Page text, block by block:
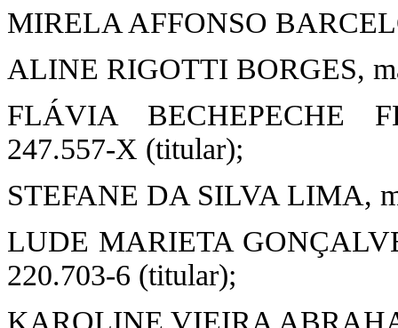
MIRELA AFFONSO
ALINE RIGOTTI BORGES,
FLÁVIA BECHEPECHE
247.557-X (titular);
STEFANE DA SILVA LIMA,
LUDE MARIETA
220.703-6 (titular);
KAROLINE VIEIRA